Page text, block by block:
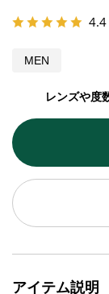
4.4
MEN
レンズや度
アイテム説明